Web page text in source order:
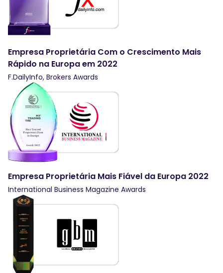
Empresa Proprietária Com o Crescimento Mais
Rápido na Europa em 2022
F.DailyInfo, Brokers Awards
Empresa Proprietária Mais Fiável da Europa 2022
International Business Magazine Awards